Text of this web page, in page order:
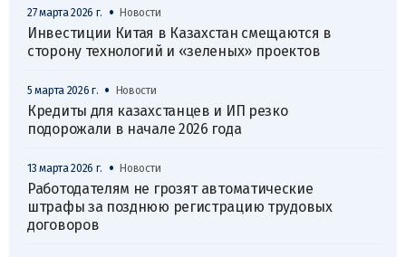
27 марта 2026 г. • Новости
Инвестиции Китая в Казахстан смещаются в
сторону технологий и «зеленых» проектов
5 марта 2026 г. • Новости
Кредиты для казахстанцев и ИП резко
подорожали в начале 2026 года
13 марта 2026 г. • Новости
Работодателям не грозят автоматические
штрафы за позднюю регистрацию трудовых
договоров